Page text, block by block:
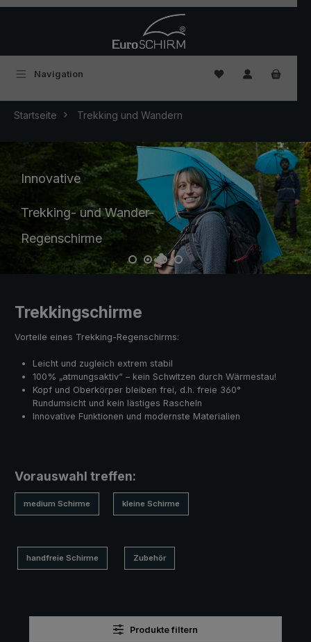
Navigation Du hast 0
Startseite Trekking und Wandern
Slider überspringen
Innovative
Trekking- und Wander-
Regenschirme
Trekkingschirme
Vorteile eines Trekking-Regenschirms:
Leicht und zugleich extrem stabil
100% „atmungsaktiv“ – kein Schwitzen durch Wärmestau!
Kopf und Oberkörper bleiben frei, d.h. freie 360°
Rundumsicht und kein lästiges Rascheln
Innovative Funktionen und modernste Materialien
Vorauswahl treffen:
medium Schirme kleine Schirme
handfreie Schirme Zubehör
Produkte filtern